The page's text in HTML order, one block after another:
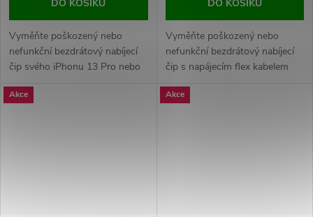
DO KOŠÍKU
Vyměňte poškozený nebo
nefunkční bezdrátový nabíjecí
čip svého iPhonu 13 Pro nebo
efektivní bezdrátové nabíjení
DO KOŠÍKU
Vyměňte poškozený nebo
nefunkční bezdrátový nabíjecí
čip s napájecím flex kabelem
stabilní a efektivní bezdrátové
Akce Akce